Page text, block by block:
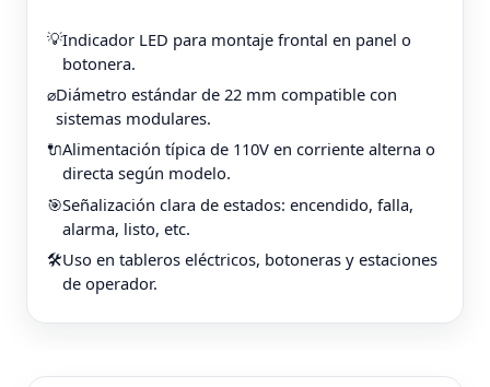
💡Indicador LED para montaje frontal en panel o
botonera.
⌀Diámetro estándar de 22 mm compatible con
sistemas modulares.
🔌Alimentación típica de 110V en corriente alterna o
directa según modelo.
🎯Señalización clara de estados: encendido, falla,
alarma, listo, etc.
🛠️Uso en tableros eléctricos, botoneras y estaciones
de operador.